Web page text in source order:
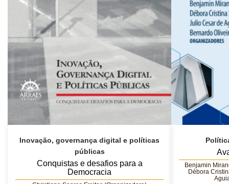
Inovação, governança digital e políticas
públicas
Conquistas e desafios para a
Democracia
Benjamin
Débora